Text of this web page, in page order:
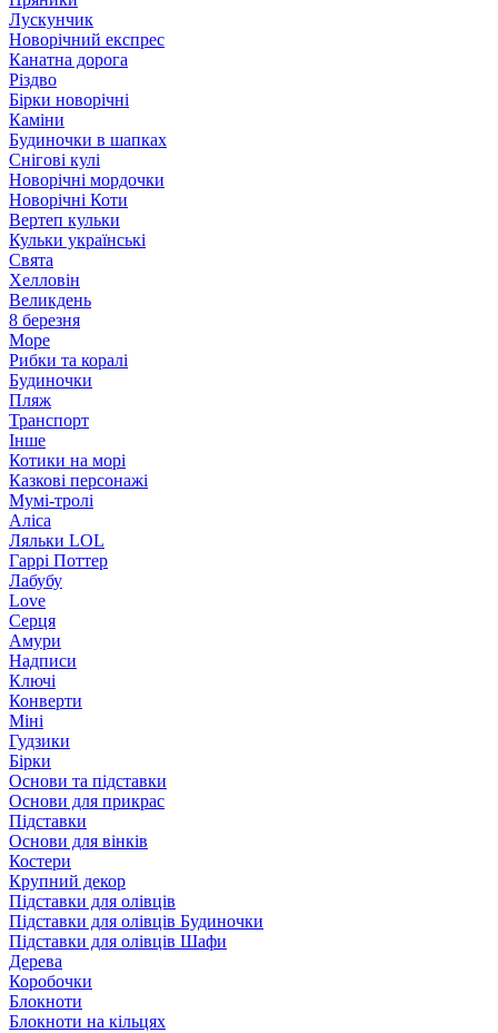
Лускунчик
Новорічний експрес
Канатна дорога
Різдво
Бірки новорічні
Каміни
Будиночки в шапках
Снігові кулі
Новорічні мордочки
Новорічні Коти
Вертеп кульки
Кульки українські
Свята
Хелловін
Великдень
8 березня
Море
Рибки та коралі
Будиночки
Пляж
Транспорт
Інше
Котики на морі
Казкові персонажі
Мумі-тролі
Аліса
Ляльки LOL
Гаррі Поттер
Лабубу
Love
Серця
Амури
Надписи
Ключі
Конверти
Міні
Гудзики
Бірки
Основи та підставки
Основи для прикрас
Підставки
Основи для вінків
Костери
Крупний декор
Підставки для олівців
Підставки для олівців Будиночки
Підставки для олівців Шафи
Дерева
Коробочки
Блокноти
Блокноти на кільцях